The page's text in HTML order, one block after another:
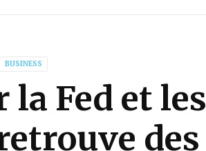
BUSINESS
la Fed et les
des